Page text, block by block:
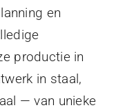
en
productie in
in staal,
— van unieke